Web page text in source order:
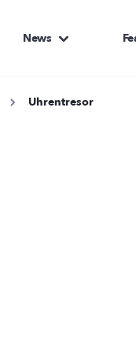
News
Uhrentresor